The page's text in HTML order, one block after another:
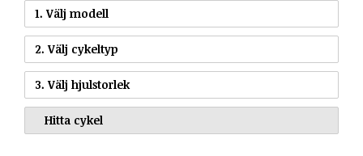
1. Välj modell
2. Välj cykeltyp
3. Välj hjulstorlek